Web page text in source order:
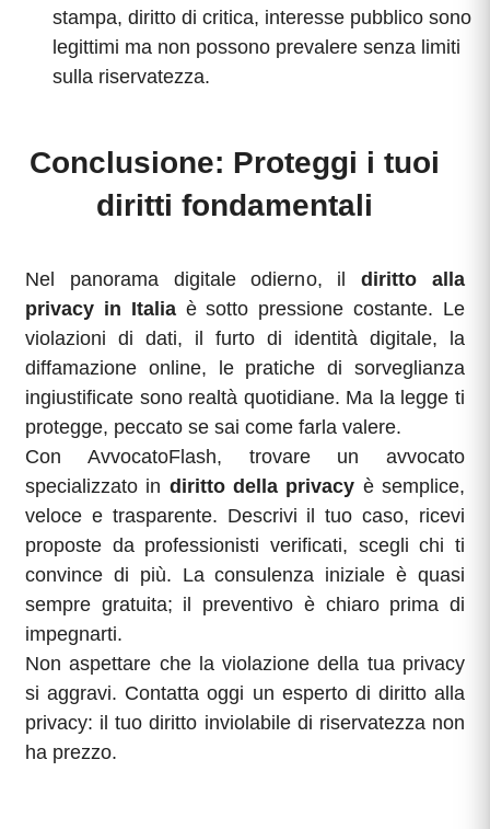
stampa, diritto di critica, interesse pubblico sono
legittimi ma non possono prevalere senza limiti
sulla riservatezza.
Conclusione: Proteggi i tuoi
diritti fondamentali
Nel panorama digitale odierno, ildiritto alla
privacy in Italiaè sotto pressione costante. Le
violazioni di dati, il furto di identità digitale, la
diffamazione online, le pratiche di sorveglianza
ingiustificate sono realtà quotidiane. Ma la legge ti
protegge, peccato se sai come farla valere.
Con AvvocatoFlash, trovare un avvocato
specializzato in diritto della privacy è semplice,
veloce e trasparente. Descrivi il tuo caso, ricevi
proposte da professionisti verificati, scegli chi ti
convince di più. La consulenza iniziale è quasi
sempre gratuita; il preventivo è chiaro prima di
impegnarti.
Non aspettare che la violazione della tua privacy
si aggravi. Contatta oggi un esperto di diritto alla
privacy: il tuo diritto inviolabile di riservatezza non
ha prezzo.